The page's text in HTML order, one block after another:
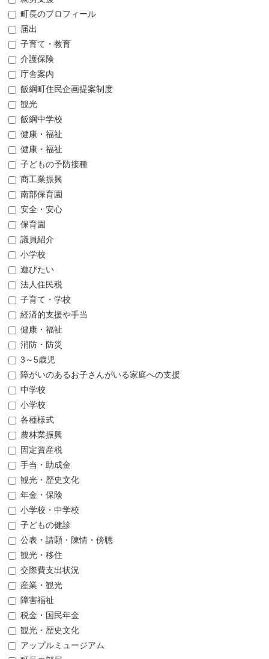
町長のプロフィール
届出
子育て・教育
介護保険
庁舎案内
飯綱町住民企画提案制度
観光
飯綱中学校
健康・福祉
健康・福祉
子どもの予防接種
商工業振興
南部保育園
安全・安心
保育園
議員紹介
小学校
遊びたい
法人住民税
子育て・学校
経済的支援や手当
健康・福祉
消防・防災
3～5歳児
障がいのあるお子さんがいる家庭への支援
中学校
小学校
各種様式
農林業振興
固定資産税
手当・助成金
観光・歴史文化
年金・保険
小学校・中学校
子どもの健診
公表・請願・陳情・傍聴
観光・移住
交際費支出状況
産業・観光
障害福祉
税金・国民年金
観光・歴史文化
アップルミュージアム